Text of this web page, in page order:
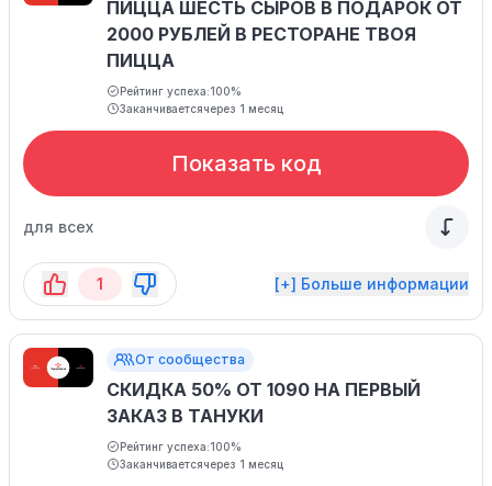
ПИЦЦА ШЕСТЬ СЫРОВ В ПОДАРОК ОТ
2000 РУБЛЕЙ В РЕСТОРАНЕ ТВОЯ
ПИЦЦА
Рейтинг успеха:100%
Заканчиваетсячерез 1 месяц
Показать код
для всех
1 [+] Больше информации
От сообщества
СКИДКА 50% ОТ 1090 НА ПЕРВЫЙ
ЗАКАЗ В ТАНУКИ
Рейтинг успеха:100%
Заканчиваетсячерез 1 месяц